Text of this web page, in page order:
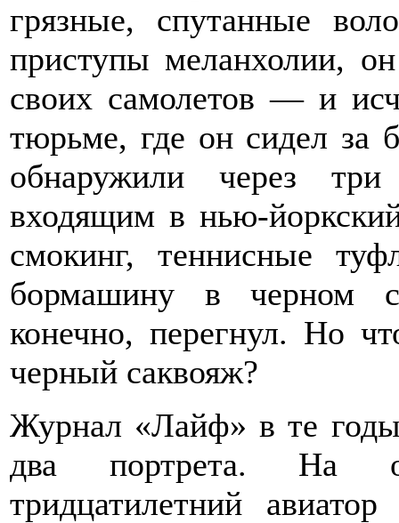
грязные, спутанные
приступы меланхолии,
своих самолетов — и
тюрьме, где он сидел за
обнаружили через три
входящим в нью-
смокинг, теннисные
бормашину в черном
конечно, перегнул. Но
черный саквояж?
Журнал «Лайф» в те
два портрета. На
тридцатилетний